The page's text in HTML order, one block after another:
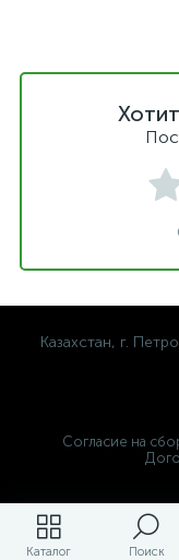
Каталог Поиск
Казахстан, г.
Согласие на